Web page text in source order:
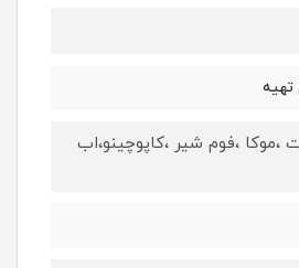
تهیه
،موکا ،فوم شیر ،کاپوچینو،اب